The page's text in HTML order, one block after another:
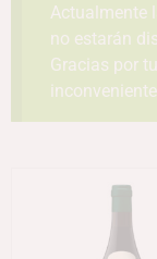
Actualmente
no estarán
Gracias por
inconveniente.